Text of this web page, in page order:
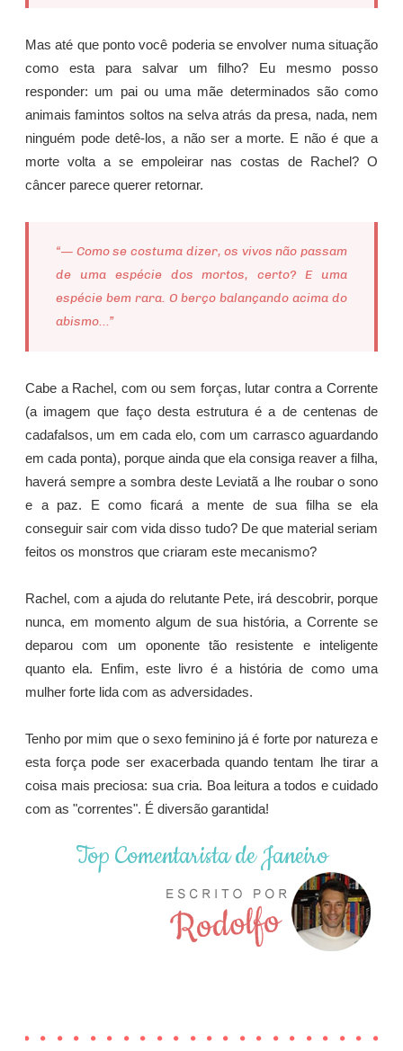
Mas até que ponto você poderia se envolver numa situação
como esta para salvar um filho? Eu mesmo posso
responder: um pai ou uma mãe determinados são como
animais famintos soltos na selva atrás da presa, nada, nem
ninguém pode detê-los, a não ser a morte. E não é que a
morte volta a se empoleirar nas costas de Rachel? O
câncer parece querer retornar.
“— Como se costuma dizer, os vivos não passam
de uma espécie dos mortos, certo? E uma
espécie bem rara. O berço balançando acima do
abismo...”
Cabe a Rachel, com ou sem forças, lutar contra a Corrente
(a imagem que faço desta estrutura é a de centenas de
cadafalsos, um em cada elo, com um carrasco aguardando
em cada ponta), porque ainda que ela consiga reaver a filha,
haverá sempre a sombra deste Leviatã a lhe roubar o sono
e a paz. E como ficará a mente de sua filha se ela
conseguir sair com vida disso tudo? De que material seriam
feitos os monstros que criaram este mecanismo?
Rachel, com a ajuda do relutante Pete, irá descobrir, porque
nunca, em momento algum de sua história, a Corrente se
deparou com um oponente tão resistente e inteligente
quanto ela. Enfim, este livro é a história de como uma
mulher forte lida com as adversidades.
Tenho por mim que o sexo feminino já é forte por natureza e
esta força pode ser exacerbada quando tentam lhe tirar a
coisa mais preciosa: sua cria. Boa leitura a todos e cuidado
com as "correntes". É diversão garantida!
Top Comentarista de Janeiro